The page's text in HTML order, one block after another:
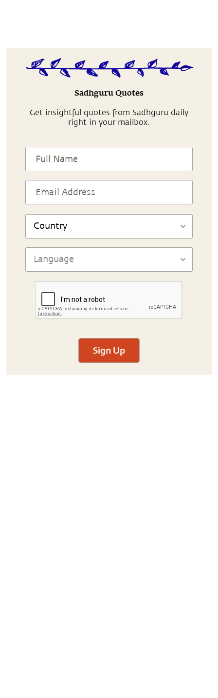
Sadhguru Quotes
Get insightful quotes from Sadhguru daily
right in your mailbox.
Sign Up